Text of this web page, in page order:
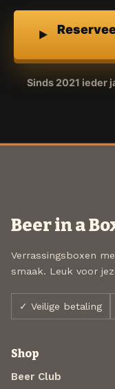
Sinds 2021 ieder
Beer in a
Verrassingsboxen
smaak. Leuk voor
✓ Veilige betaling
Shop
Beer Club